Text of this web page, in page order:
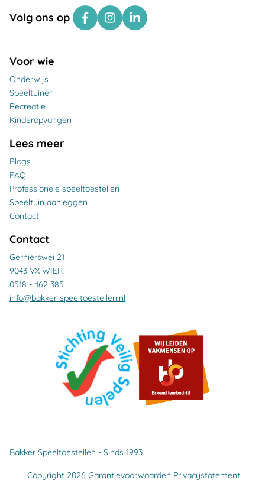
Volg ons op
Voor wie
Onderwijs
Speeltuinen
Recreatie
Kinderopvangen
Lees meer
Blogs
FAQ
Professionele speeltoestellen
Speeltuin aanleggen
Contact
Contact
Gernierswei 21
9043 VX WIER
0518 - 462 385
info@bakker-speeltoestellen.nl
Bakker Speeltoestellen - Sinds 1993
Copyright 2026 Garantievoorwaarden Privacystatement